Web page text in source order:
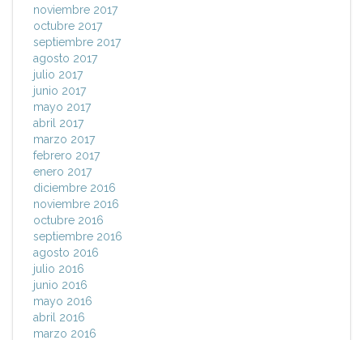
noviembre 2017
octubre 2017
septiembre 2017
agosto 2017
julio 2017
junio 2017
mayo 2017
abril 2017
marzo 2017
febrero 2017
enero 2017
diciembre 2016
noviembre 2016
octubre 2016
septiembre 2016
agosto 2016
julio 2016
junio 2016
mayo 2016
abril 2016
marzo 2016